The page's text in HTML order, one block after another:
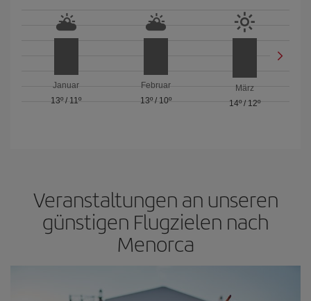
Januar
13º / 11º
Februar
13º/ 10º
März
14º/ 12º
Veranstaltungen an unseren
günstigen Flugzielen nach
Menorca